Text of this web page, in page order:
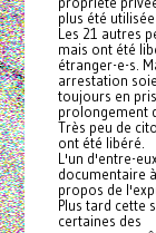
plus été
Les 21 autres
mais ont été
étranger-e-s.
arrestation
toujours en
prolongement
Très peu de
ont été libéré.
L'un d'entre-
documentaire à
propos de
Plus tard cette
certaines des